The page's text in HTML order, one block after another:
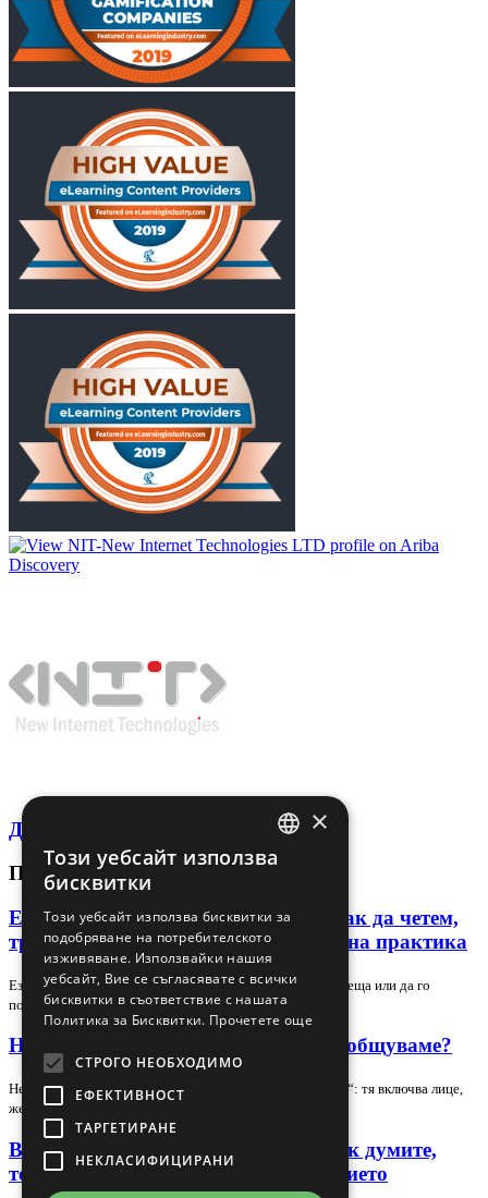
Декларация за поверителност
ПОСЛЕДНИ СТАТИИ
Език на тялото в лидера и екипа: как да четем,
тренираме и използваме сигналите на практика
Езикът на тялото може да подсили доверието в една среща или да го
подкопае за секунди, но само ако го…
Невербална комуникация – как да общуваме?
Невербалната комуникация е повече от „език на тялото“: тя включва лице,
жестове, поза, зрителен контакт,…
Вербална комуникация в екипа: как думите,
тонът и контекстът променят доверието
BULGARIAN
×
Този уебсайт използва
бисквитки
Този уебсайт използва бисквитки за
подобряване на потребителското
изживяване. Използвайки нашия
уебсайт, Вие се съгласявате с всички
бисквитки в съответствие с нашата
Политика за Бисквитки. Прочетете още
СТРОГО НЕОБХОДИМО
ЕФЕКТИВНОСТ
ТАРГЕТИРАНЕ
НЕКЛАСИФИЦИРАНИ